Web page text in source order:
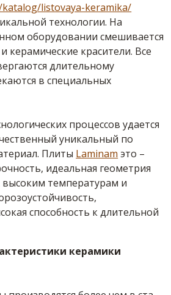
listovaya-keramika/
технологии. На
оборудовании смешивается
керамические красители. Все
длительному
в специальных
процессов удается
уникальный по
Плиты Laminam это –
идеальная геометрия
высоким температурам и
способность к длительной
керамики